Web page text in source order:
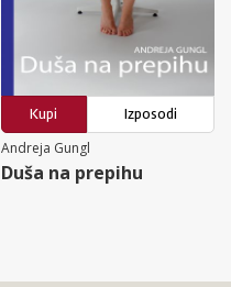
Kupi
Izposodi
Andreja Gungl
Duša na prepihu